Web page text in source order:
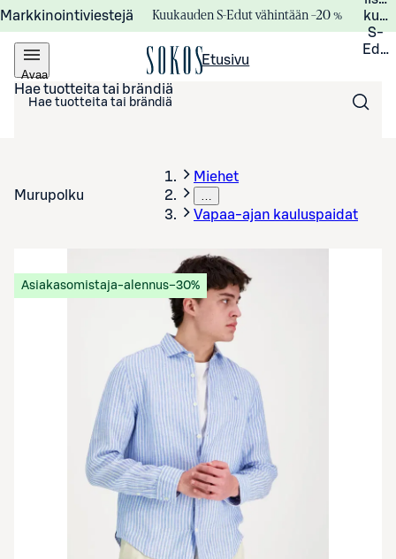
Markkinointiviestejä Kuukauden S-Edut vähintään –20 %
S-
Avaa
valikko
Etusivu
Hae tuotteita tai brändiä
Murupolku
Miehet
…
Vapaa-ajan kauluspaidat
Avaa tuotekuva suurennettuna
Asiakasomistaja-alennus−30%